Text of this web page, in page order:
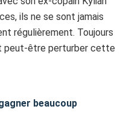
ils ne se sont jamais
régulièrement. Toujours
peut-être perturber cette
beaucoup